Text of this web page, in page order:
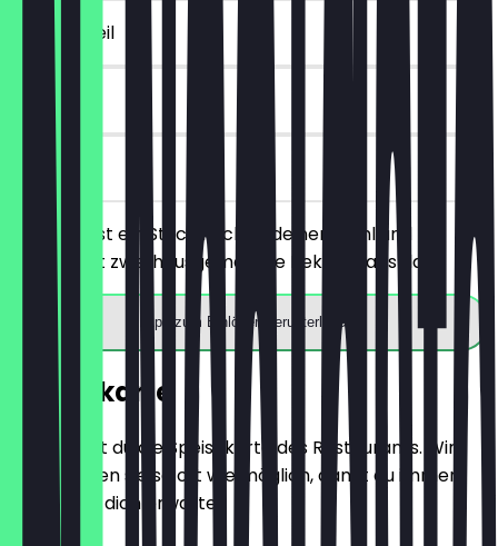
~4 € Vorteil
30 Tage
vor Ort
Du bestellst ein Stück Kuchen deiner Wahl und
bekommst zwei hausgemachte Kekse gratis dazu.
App zum Einlösen herunterladen
Speisekarte
Hier findest du die Speisekarte des Restaurants. Wir
aktualisieren sie so oft wie möglich, damit du immer
weißt, was dich erwartet.